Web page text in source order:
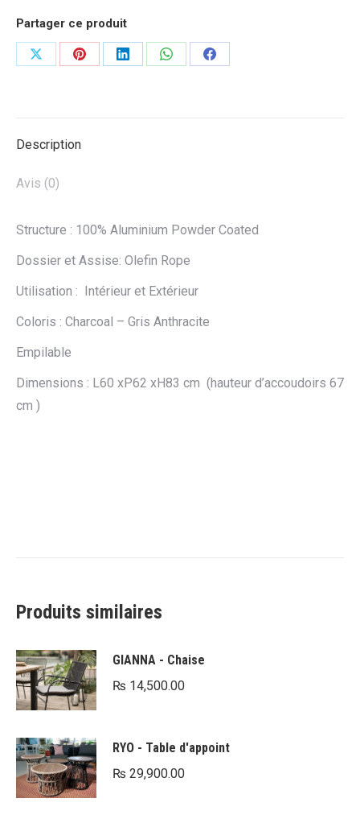
Partager ce produit
PartagerPartagerPartagerPartagerPartager
Description
Avis (0)
Structure : 100% Aluminium Powder Coated
Dossier et Assise: Olefin Rope
Utilisation : Intérieur et Extérieur
Coloris : Charcoal – Gris Anthracite
Empilable
Dimensions : L60 xP62 xH83 cm (hauteur d’accoudoirs 67
cm )
Produits similaires
GIANNA - Chaise
₨ 14,500.00
RYO - Table d'appoint
₨ 29,900.00